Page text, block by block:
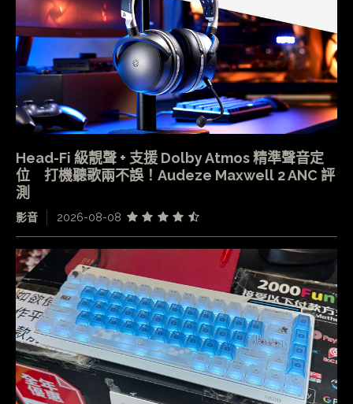
Head-Fi 級靚聲 + 支援 Dolby Atmos 精準聲音定
位 打機聽歌兩不誤！Audeze Maxwell 2 ANC 評
測
影音 2026-08-08